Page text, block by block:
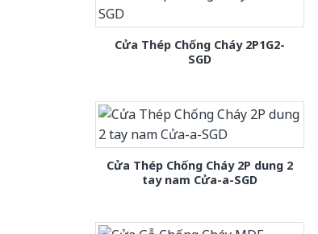
Cửa Thép Chống Cháy 2P1G2-
SGD
Cửa Thép Chống Cháy 2P dung 2
tay nam Cửa-a-SGD